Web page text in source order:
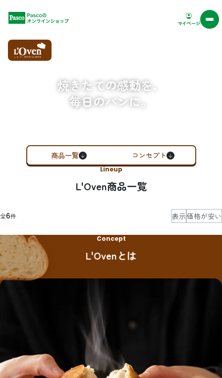
Pascoオンラインショップ マイページ
焼きたての感動を、
毎日のパンに。
商品一覧 コンセプト
Lineup
L'Oven商品一覧
全6件 表示価格が安い
Concept
L'Ovenとは